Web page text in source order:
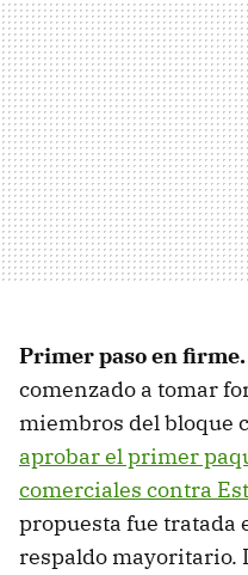
Primer paso en firme.
comenzado a tomar
miembros del bloque
aprobar el primer
comerciales contra
propuesta fue tratada
respaldo mayoritario.